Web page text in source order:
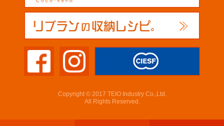
Copyright © 2017 TEIO Industry Co.,Ltd.
All Rights Reserved.